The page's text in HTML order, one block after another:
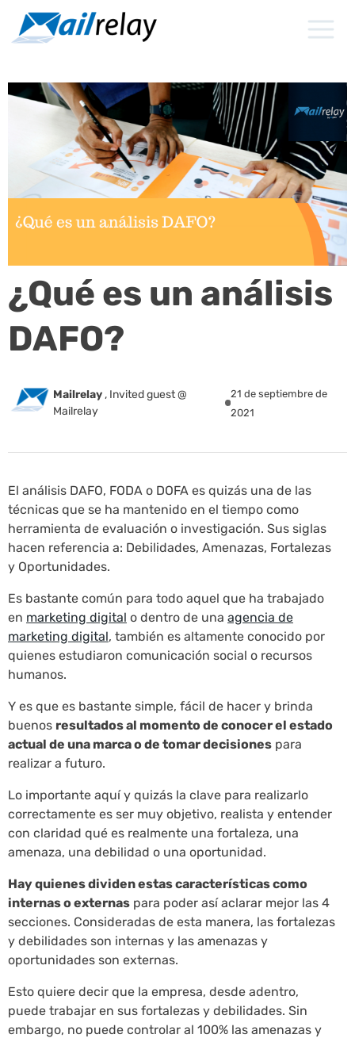
contenido
¿Qué es un análisis
DAFO?
Mailrelay, Invited guest @
Mailrelay
21 de septiembre de
2021
El análisis DAFO, FODA o DOFA es quizás una de las
técnicas que se ha mantenido en el tiempo como
herramienta de evaluación o investigación. Sus siglas
hacen referencia a: Debilidades, Amenazas, Fortalezas
y Oportunidades.
Es bastante común para todo aquel que ha trabajado
en marketing digital o dentro de una agencia de
marketing digital, también es altamente conocido por
quienes estudiaron comunicación social o recursos
humanos.
Y es que es bastante simple, fácil de hacer y brinda
buenos resultados al momento de conocer el estado
actual de una marca o de tomar decisiones para
realizar a futuro.
Lo importante aquí y quizás la clave para realizarlo
correctamente es ser muy objetivo, realista y entender
con claridad qué es realmente una fortaleza, una
amenaza, una debilidad o una oportunidad.
Hay quienes dividen estas características como
internas o externas para poder así aclarar mejor las 4
secciones. Consideradas de esta manera, las fortalezas
y debilidades son internas y las amenazas y
oportunidades son externas.
Esto quiere decir que la empresa, desde adentro,
puede trabajar en sus fortalezas y debilidades. Sin
embargo, no puede controlar al 100% las amenazas y